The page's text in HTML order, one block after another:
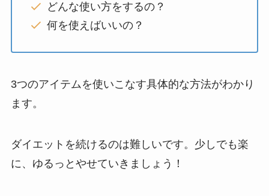
どんな使い方をするの？
何を使えばいいの？
3つのアイテムを使いこなす具体的な方法がわかり
ます。
ダイエットを続けるのは難しいです。少しでも楽
に、ゆるっとやせていきましょう！